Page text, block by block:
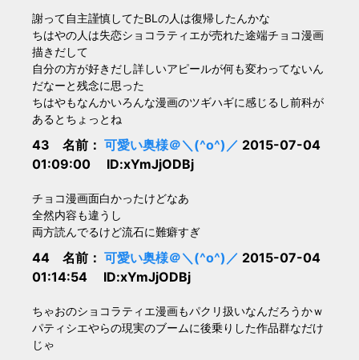
謝って自主謹慎してたBLの人は復帰したんかな
ちはやの人は失恋ショコラティエが売れた途端チョコ漫画
描きだして
自分の方が好きだし詳しいアピールが何も変わってないん
だなーと残念に思った
ちはやもなんかいろんな漫画のツギハギに感じるし前科が
あるとちょっとね
43 名前： 可愛い奥様＠＼(^o^)／ 2015-07-04
01:09:00 ID:xYmJjODBj
チョコ漫画面白かったけどなあ
全然内容も違うし
両方読んでるけど流石に難癖すぎ
44 名前： 可愛い奥様＠＼(^o^)／ 2015-07-04
01:14:54 ID:xYmJjODBj
ちゃおのショコラティエ漫画もパクリ扱いなんだろうかｗ
パティシエやらの現実のブームに後乗りした作品群なだけ
じゃ